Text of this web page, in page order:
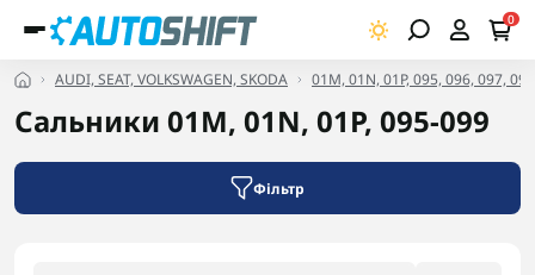
0
AUDI, SEAT, VOLKSWAGEN, SKODA 01M, 01N, 01P, 095, 096, 097,
Сальники 01M, 01N, 01P, 095-099
Фільтр